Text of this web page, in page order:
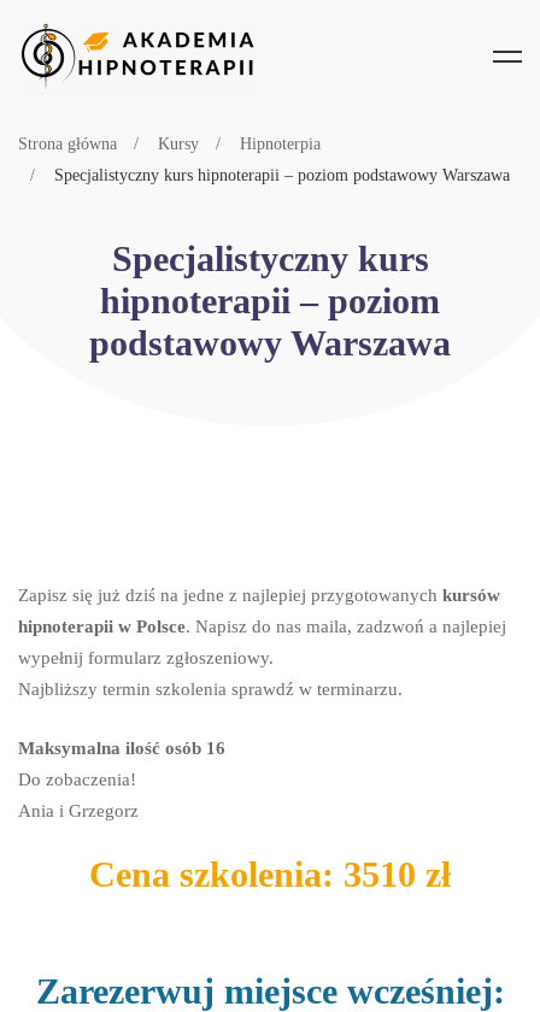
Specjalistyczny kurs
hipnoterapii – poziom
podstawowy Warszawa
Strona główna Kursy
Hipnoterpia
Specjalistyczny kurs hipnoterapii – poziom podstawowy Warszawa
Zapisz się już dziś na jedne z najlepiej przygotowanych kursów
hipnoterapii w Polsce. Napisz do nas maila, zadzwoń a najlepiej
wypełnij formularz zgłoszeniowy.
Najbliższy termin szkolenia sprawdź w terminarzu.
Maksymalna ilość osób 16
Do zobaczenia!
Ania i Grzegorz
Cena szkolenia: 3510 zł
Zarezerwuj miejsce wcześniej: